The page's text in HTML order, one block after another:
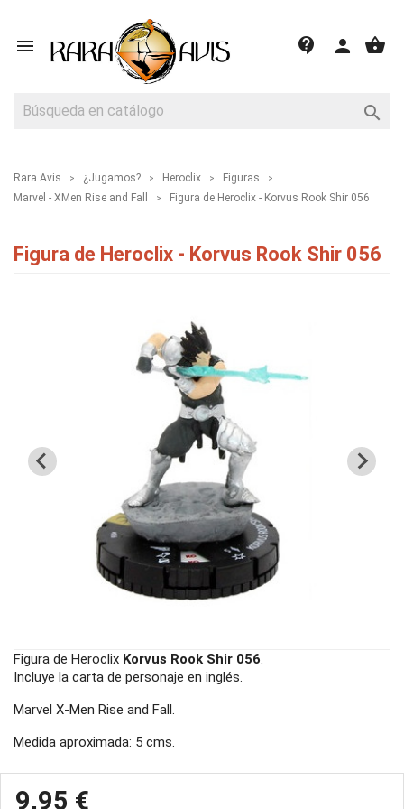
 shopping_basket
person
contact_support

Rara Avis ¿Jugamos? Heroclix
Figuras
Marvel - XMen Rise and Fall
Figura de Heroclix - Korvus Rook Shir 056
Figura de Heroclix - Korvus Rook Shir 056
Figura de Heroclix Korvus Rook Shir 056.
Incluye la carta de personaje en inglés.
Marvel X-Men Rise and Fall.
Medida aproximada: 5 cms.
9,95 €